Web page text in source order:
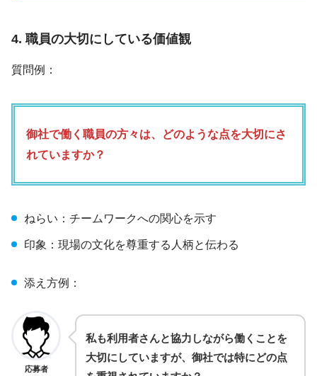
4. 職員の大切にしている価値観
質問例：
御社で働く職員の方々は、どのような点を大切にさ
れていますか？
ねらい：チームワークへの関心を示す
印象：現場の文化を尊重する人柄と伝わる
添え方例：
応募者
私も利用者さんと協力しながら働くことを
大切にしていますが、御社では特にどの点